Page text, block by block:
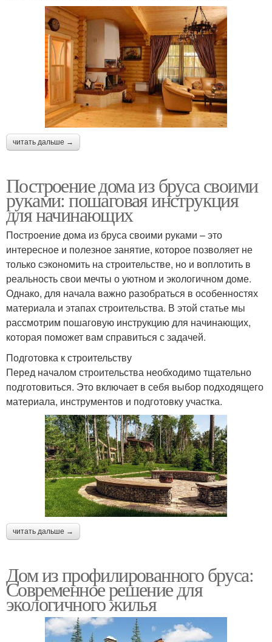
читать дальше →
Построение дома из бруса своими
руками: пошаговая инструкция
для начинающих
Построение дома из бруса своими руками – это
интересное и полезное занятие, которое позволяет не
только сэкономить на строительстве, но и воплотить в
реальность свои мечты о уютном и экологичном доме.
Однако, для начала важно разобраться в особенностях
материала и этапах строительства. В этой статье мы
рассмотрим пошаговую инструкцию для начинающих,
которая поможет вам справиться с задачей.
Подготовка к строительству
Перед началом строительства необходимо тщательно
подготовиться. Это включает в себя выбор подходящего
материала, инструментов и подготовку участка.
читать дальше →
Дом из профилированного бруса:
Современное решение для
экологичного жилья